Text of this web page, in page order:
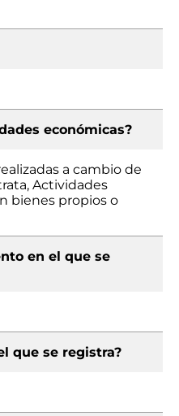
económicas?
a cambio de
Actividades
bienes propios o
en el que se
que se registra?